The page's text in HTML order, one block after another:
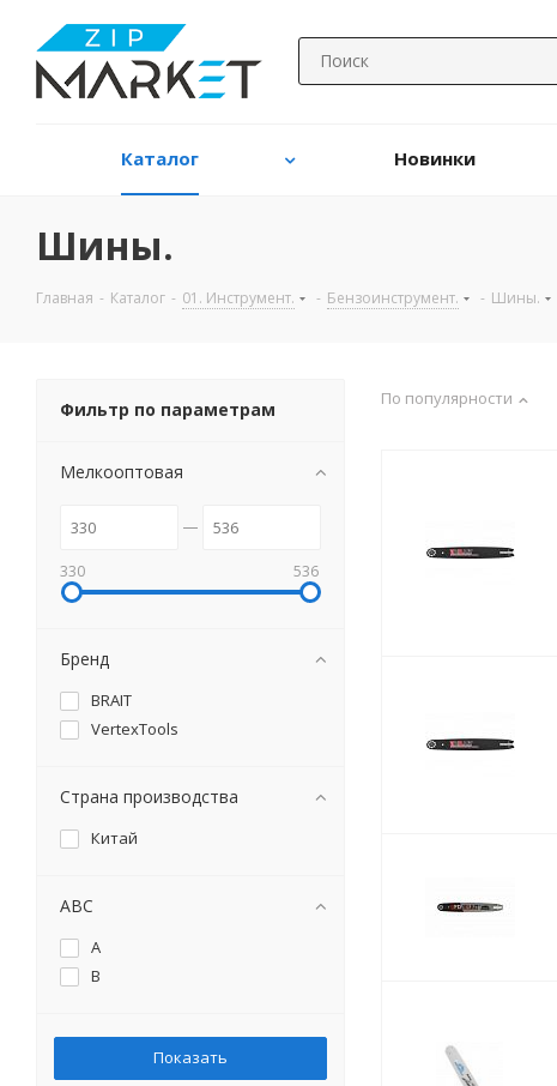
Каталог Новинки
Шины.
Главная - Каталог - 01. Инструмент. - Бензоинструмент. - Шины.
По популярности
Фильтр по параметрам
Мелкооптовая
330 536
Бренд
BRAIT
VertexTools
Страна производства
Китай
ABC
A
B